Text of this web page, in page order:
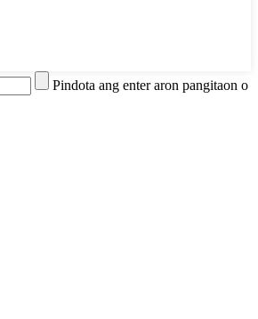
Pindota ang enter aron pangitaon o